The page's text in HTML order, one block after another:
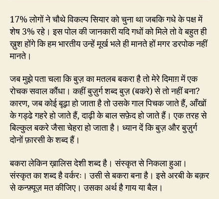
17% लोगों ने चौथे विकल्प सियार को चुना था जबकि गधे के पक्ष में
शेष 3% रहे। इस पोल की जानकारी यदि गधों को मिले तो वे बहुत ही
ख़ुश होंगे कि हम भारतीय उन्हें मूर्ख भले ही मानते हों मगर डरपोक नहीं
मानते।
जब मुझे पता चला कि बुज़ का मतलब बकरा है तो मेरे दिमाग़ में एक
रोचक सवाल कौंधा। कहीं बुज़ुर्ग शब्द बुज़ (बकरे) से तो नहीं बना?
कारण, जब कोई बूढ़ा हो जाता है तो उसके गाल पिचक जाते हैं, आँखों
के गड्ढे गहरे हो जाते हैं, दाढ़ी के बाल सफ़ेद हो जाते हैं। एक तरह से
बिल्कुल बकरे जैसा चेहरा हो जाता है। ध्यान दें कि बुज़ और बुज़ुर्ग
दोनों फ़ारसी के शब्द हैं।
बकरा लेकिन ख़ालिस देशी शब्द है। संस्कृत से निकला हुआ।
संस्कृत का शब्द है वर्करः। उसी से बकरा बना है। इसे अरबी के बक़र
से कन्फ़्यूज़ मत कीजिए। उसका अर्थ है गाय या बैल।